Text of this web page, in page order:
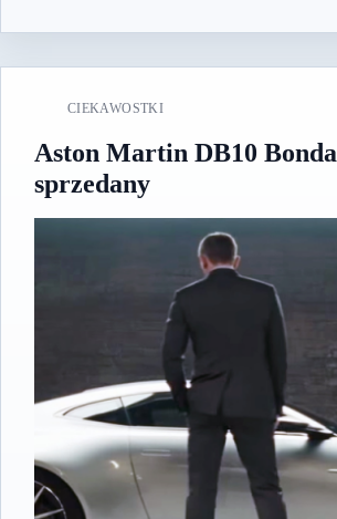
CIEKAWOSTKI
Aston Martin DB10 Bonda
sprzedany